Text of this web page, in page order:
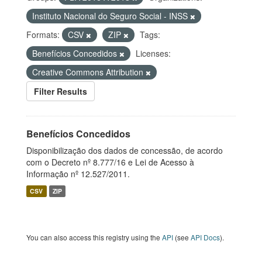
Instituto Nacional do Seguro Social - INSS
Formats:
CSV ZIP
Tags:
Benefícios Concedidos
Licenses:
Creative Commons Attribution
Filter Results
Benefícios Concedidos
Disponibilização dos dados de concessão, de acordo
com o Decreto nº 8.777/16 e Lei de Acesso à
Informação nº 12.527/2011.
CSV ZIP
You can also access this registry using the API (see API Docs).